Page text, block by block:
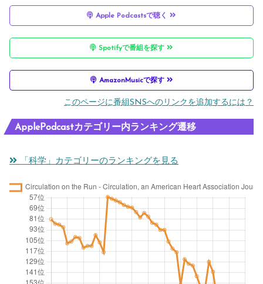
Apple Podcastsで聴く
Spotifyで番組を探す
AmazonMusicで探す
このページに番組SNSへのリンクを追加するには？
ApplePodcastカテゴリー内ランキング遷移
「科学」カテゴリーのランキングを見る